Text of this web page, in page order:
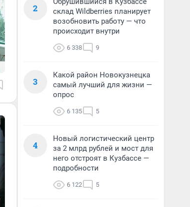
2
склад Wildberries планирует
возобновить работу — что
происходит внутри
6 338 9
3
Какой район Новокузнецка
самый лучший для жизни —
опрос
6 135 5
4
Новый логистический центр
за 2 млрд рублей и мост для
него отстроят в Кузбассе —
подробности
6 122 5